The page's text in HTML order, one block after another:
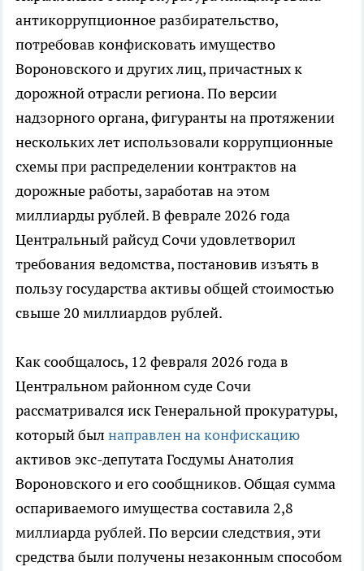
антикоррупционное разбирательство,
потребовав конфисковать имущество
Вороновского и других лиц, причастных к
дорожной отрасли региона. По версии
надзорного органа, фигуранты на протяжении
нескольких лет использовали коррупционные
схемы при распределении контрактов на
дорожные работы, заработав на этом
миллиарды рублей. В феврале 2026 года
Центральный райсуд Сочи удовлетворил
требования ведомства, постановив изъять в
пользу государства активы общей стоимостью
свыше 20 миллиардов рублей.
Как сообщалось, 12 февраля 2026 года в
Центральном районном суде Сочи
рассматривался иск Генеральной прокуратуры,
который был направлен на конфискацию
активов экс-депутата Госдумы Анатолия
Вороновского и его сообщников. Общая сумма
оспариваемого имущества составила 2,8
миллиарда рублей. По версии следствия, эти
средства были получены незаконным способом